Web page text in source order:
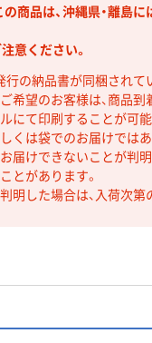
商品は、沖縄県・離島
意ください。
行の納品書が同梱されて
希望のお客様は、商品到
にて印刷することが可能
くは袋でのお届けではあ
届けできないことが判
とがあります。
明した場合は、入荷次第